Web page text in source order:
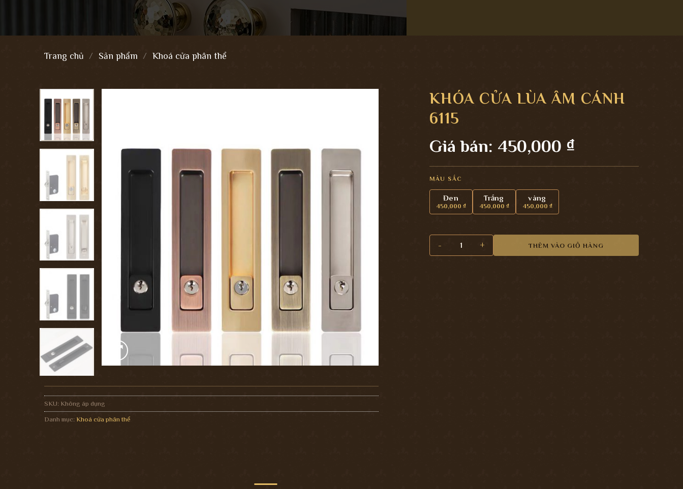
Trang chủ / Sản phẩm / Khoá cửa phân thể
SKU: Không áp dụng
Danh mục: Khoá cửa phân thể
KHÓA CỬA LÙA ÂM CÁNH
6115
Giá bán: 450,000 ₫
MÀU SẮC
Đen
450,000 ₫
Trắng
450,000 ₫
vàng
450,000 ₫
KHÓA CỬA LÙA ÂM CÁNH 6115 số lượng
THÊM VÀO GIỎ HÀNG